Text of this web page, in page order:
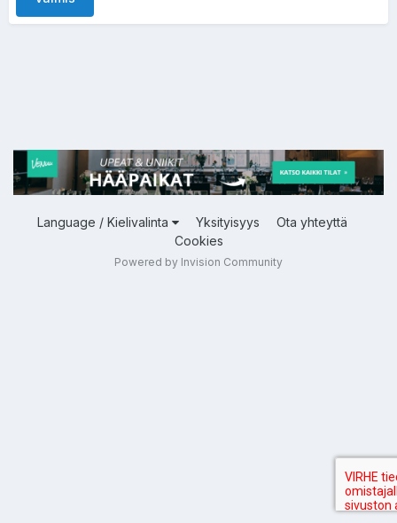
Language / Kielivalinta Yksityisyys
Ota yhteyttä
Cookies
Powered by Invision Community